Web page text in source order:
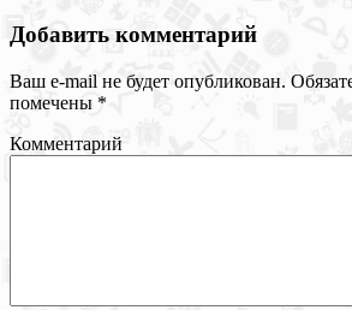
Добавить комментарий
Ваш e-mail не будет опубликован.
помечены *
Комментарий